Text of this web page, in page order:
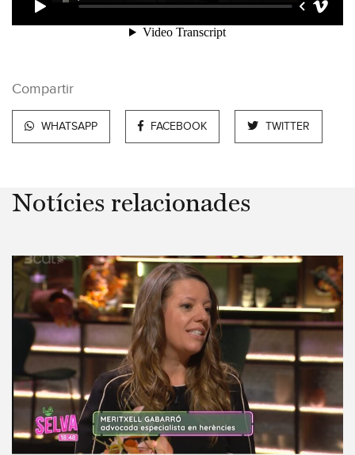
Compartir
WHATSAPP FACEBOOK TWITTER
Notícies relacionades